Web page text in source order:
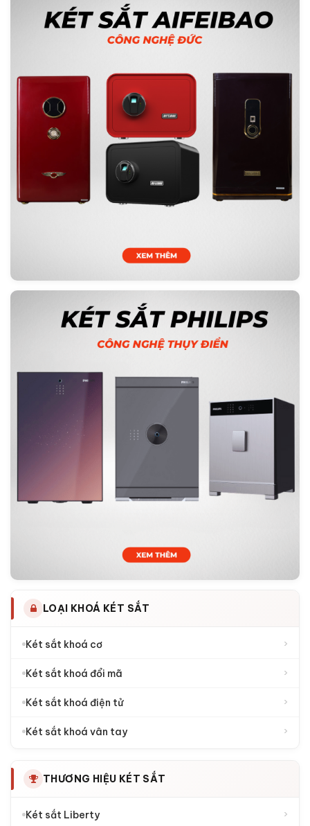
LOẠI KHOÁ KÉT SẮT
Két sắt khoá cơ ›
Két sắt khoá đổi mã ›
Két sắt khoá điện tử ›
Két sắt khoá vân tay ›
THƯƠNG HIỆU KÉT SẮT
Két sắt Liberty ›